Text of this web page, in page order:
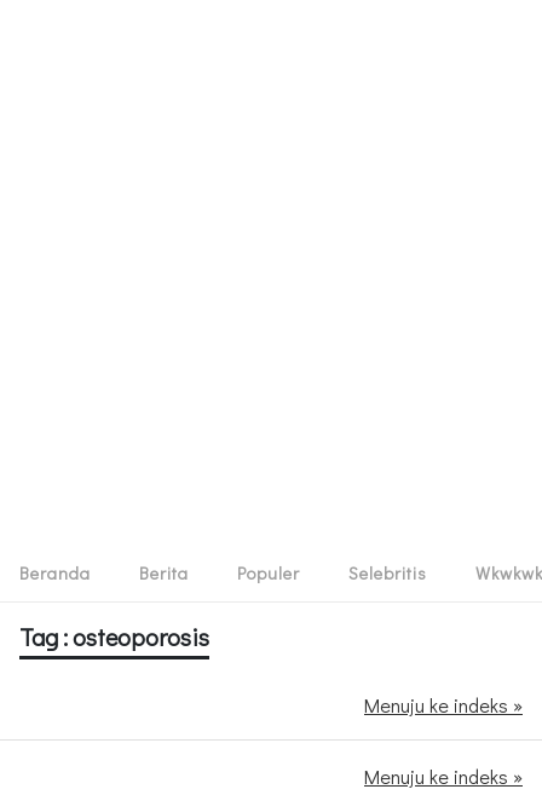
Beranda Berita Populer Selebritis Wkwkwk
Tag : osteoporosis
Menuju ke indeks »
Menuju ke indeks »